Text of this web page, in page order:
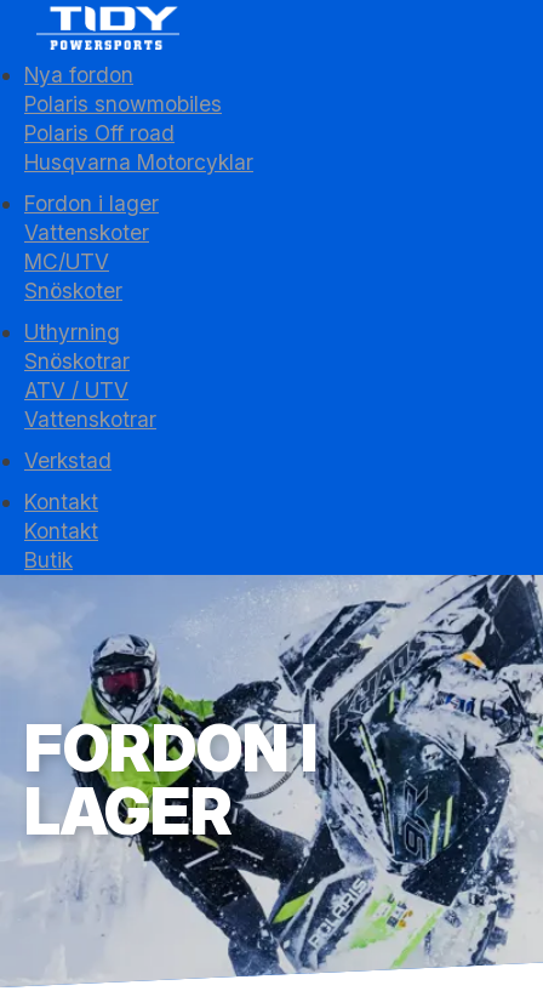
Nya fordon
Polaris snowmobiles
Polaris Off road
Husqvarna Motorcyklar
Fordon i lager
Vattenskoter
MC/UTV
Snöskoter
Uthyrning
Snöskotrar
ATV / UTV
Vattenskotrar
Verkstad
Kontakt
Kontakt
Butik
FORDON I
LAGER